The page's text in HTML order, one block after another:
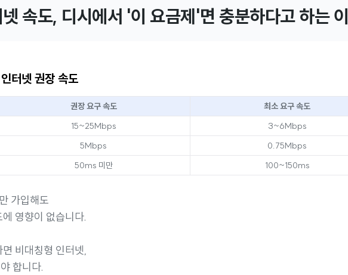
속도, 디시에서 '이 요금제'면 충분하다고 하는 이
터넷 권장 속도
권장 요구 속도
최소 요구 속도
15~25Mbps
3~6Mbps
5Mbps
0.75Mbps
50ms 미만 100~150ms
가입해도
영향이 없습니다.
비대칭형 인터넷,
합니다.